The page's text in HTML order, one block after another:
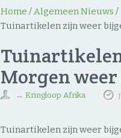
Home /Algemeen Nieuws /
Tuinartikelen zijn weer
Morgen weer
↔ Kringloop Afrika
Tuinartikelen zijn weer